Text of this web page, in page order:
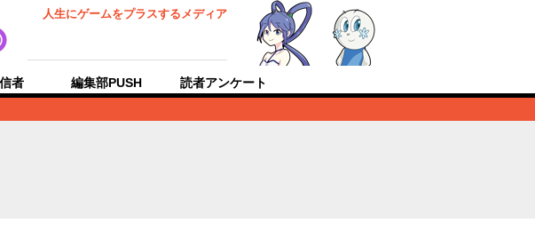
人生にゲームをプラスするメディア
者 編集部PUSH 読者アンケート